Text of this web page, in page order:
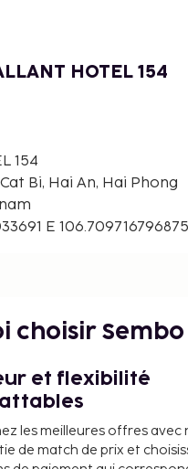
HOTEL 154
154
Bi, Hai An, Hai Phong
E
choisir Sembo
et flexibilité
les meilleures offres avec
de match de prix et